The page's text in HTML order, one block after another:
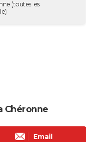
(toutes les
Chéronne
Email